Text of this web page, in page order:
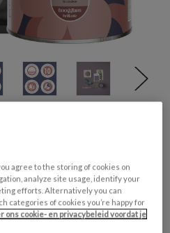
voor in het water levende
langdurige gevolgen.
agree to the storing of cookies on
analyze site usage, identify your
efforts. Alternatively you can
categories of cookies you’re happy for
ons cookie- en privacybeleid voordat je